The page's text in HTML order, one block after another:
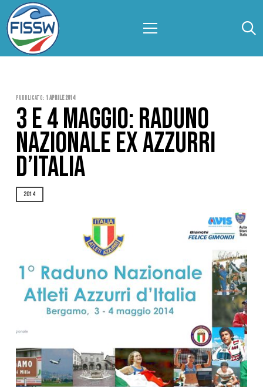
Pubblicato: 1 Aprile 2014
3 E 4 MAGGIO: RADUNO
NAZIONALE EX AZZURRI
D’ITALIA
2014